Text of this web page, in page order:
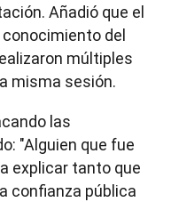
Añadió que el
del
múltiples
misma sesión.
las
"Alguien que fue
explicar tanto que
confianza pública